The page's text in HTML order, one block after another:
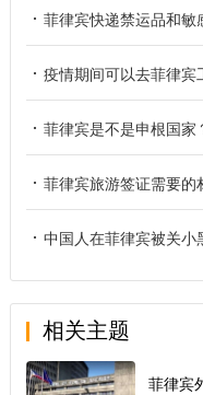
菲律宾快递禁运品和敏
疫情期间可以去菲律宾
菲律宾是不是申根国家
菲律宾旅游签证需要的
中国人在菲律宾被关小
相关主题
菲律宾